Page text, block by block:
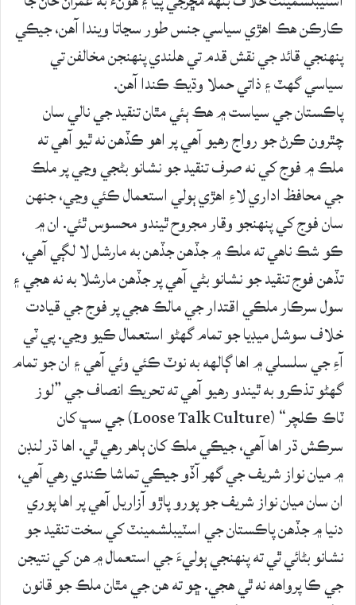
ڪارڪن هڪ اهڙي سياسي جنس طور سڃاتا ويندا آهن، جيڪي
پنهنجي قائد جي نقش قدم تي هلندي پنهنجن مخالفن تي
سياسي گهٽ ۽ ذاتي حملا وڌيڪ ڪندا آهن.
پاڪستان جي سياست ۾ هڪ ٻئي مٿان تنقيد جي نالي سان
چٿرون ڪرڻ جو رواج رهيو آهي پر اهو ڪڏهن نه ٿيو آهي ته
ملڪ ۾ فوج کي نه صرف تنقيد جو نشانو بڻجي وڃي پر ملڪ
جي محافظ اداري لاءِ اهڙي ٻولي استعمال ڪئي وڃي، جنهن
سان فوج کي پنهنجو وقار مجروح ٿيندو محسوس ٿئي. ان ۾
ڪو شڪ ناهي ته ملڪ ۾ جڏهن جڏهن به مارشل لا لڳي آهي،
تڏهن فوج تنقيد جو نشانو بڻي آهي پر جڏهن مارشلا به نه هجي ۽
سول سرڪار ملڪي اقتدار جي مالڪ هجي پر فوج جي قيادت
خلاف سوشل ميڊيا جو تمام گهڻو استعمال ڪيو وڃي. پي ٽي
آءِ جي سلسلي ۾ اها ڳالهه به نوٽ ڪئي وئي آهي ۽ ان جو تمام
گهڻو تذڪرو به ٿيندو رهيو آهي ته تحريڪ انصاف جي ”لوز
ٽاڪ ڪلچر“ (Loose Talk Culture) جي سڀ کان
سرڪش ڌر اها آهي، جيڪي ملڪ کان ٻاهر رهي ٿي. اها ڌر لنڊن
۾ ميان نواز شريف جي گهر آڏو جيڪي تماشا ڪندي رهي آهي،
ان سان ميان نواز شريف جو پورو پاڙو آزاريل آهي پر اها پوري
دنيا ۾ جڏهن پاڪستان جي اسٽيبلشمينٽ کي سخت تنقيد جو
نشانو بڻائي ٿي ته پنهنجي ٻوليءَ جي استعمال ۾ هن کي نتيجن
جي ڪا پرواهه نه ٿي هجي. ڇو ته هن جي مٿان ملڪ جو قانون